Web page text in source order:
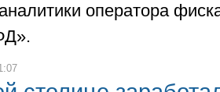
оператора